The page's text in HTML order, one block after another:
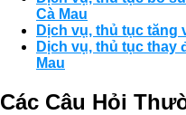
Cà Mau
Dịch vụ, thủ tục tăng
Dịch vụ, thủ tục thay
Mau
Các Câu Hỏi